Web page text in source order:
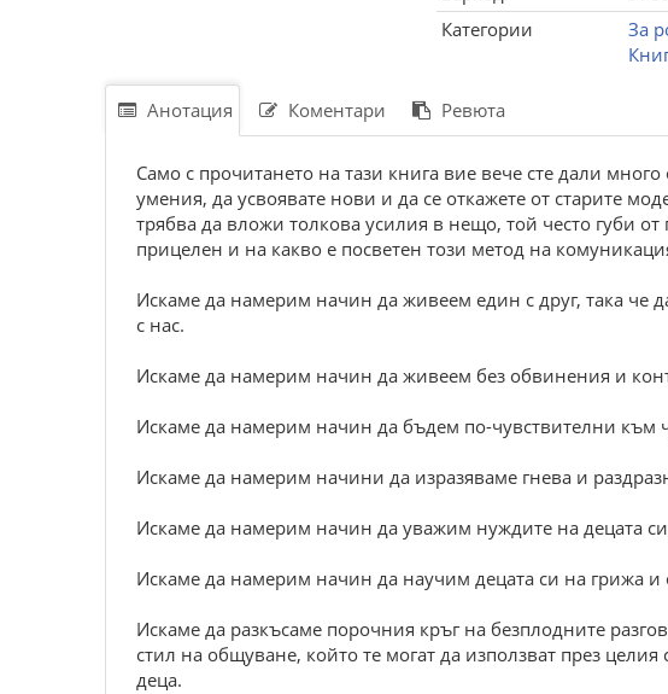
Категории
За
Анотация Коментари Ревюта
Само с прочитането на тази книга вие вече сте дали
умения, да усвоявате нови и да се откажете от старите
трябва да вложи толкова усилия в нещо, той често губи
прицелен и на какво е посветен този метод на
Искаме да намерим начин да живеем един с друг, така че
с нас.
Искаме да намерим начин да живеем без обвинения и
Искаме да намерим начин да бъдем по-чувствителни към
Искаме да намерим начини да изразяваме гнева и
Искаме да намерим начин да уважим нуждите на децата
Искаме да намерим начин да научим децата си на грижа и
Искаме да разкъсаме порочния кръг на безплодните
стил на общуване, който те могат да използват през
деца.